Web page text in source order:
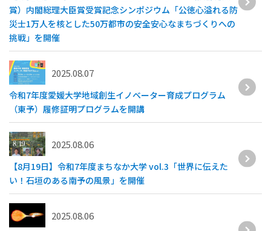
賞）内閣総理大臣賞受賞記念シンポジウム「公徳心溢れる防
災士1万人を核とした50万都市の安全安心なまちづくりへの
挑戦」を開催
2025.08.07
令和7年度愛媛大学地域創生イノベーター育成プログラム
（東予）履修証明プログラムを開講
2025.08.06
【8月19日】令和7年度まちなか大学 vol.3「世界に伝えた
い！石垣のある南予の風景」を開催
2025.08.06